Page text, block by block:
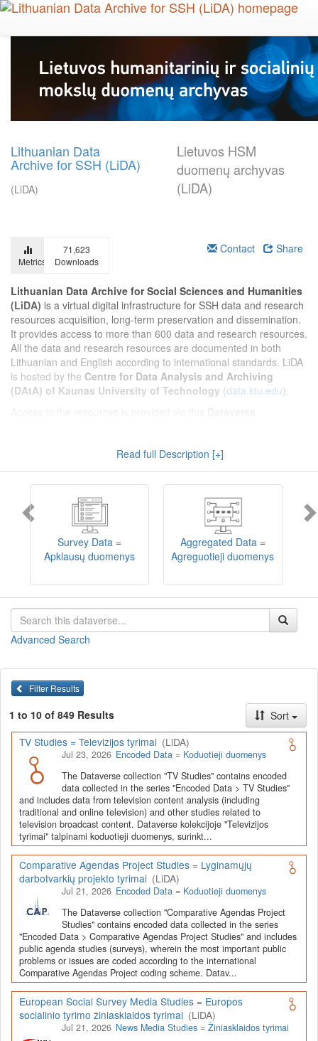
Skip
main
Lithuanian Data
Archive for SSH (LiDA)
(LiDA)
Lietuvos HSM
duomenų archyvas
(LiDA)
Metrics
71,623
Downloads
Contact Share
Lithuanian Data Archive for Social Sciences and Humanities
(LiDA) is a virtual digital infrastructure for SSH data and research
resources acquisition, long-term preservation and dissemination.
It provides access to more than 600 data and research resources.
All the data and research resources are documented in both
Lithuanian and English according to international standards. LiDA
is hosted by the Centre for Data Analysis and Archiving
(DAtA) of Kaunas University of Technology (data.ktu.edu).
implemented). LiDA curates different types of resources and they
are published into catalogues according to the type:Survey Data,
Interview Data,Aggregated Data
(including Historical Statistics),
, andEncoded Data
(including News Media Studies).
Also, LiDA holds collections of data produced in large national
projets (
Large Project Data
) as well as social sciences and
humanities data deposited by Lithuanian science and higher
education institutions and Lithuanian governmental institutions
Depositors interested in deposit of their data into the LiDA
Lietuvos humanitarinių ir socialinių mokslų duomenų
infrastruktūra, suteikianti prieigą prie daugiau nei 600 duomenų ir
tyrimų išteklių. Visi duomenų ir tyrimų ištekliai yra dokumentuoti
lietuvių ir anglų kalbomis pagal tarptautinius standartus. LiDA
įsikūręsKauno technologijos universiteto Duomenų analizės
ir archyvavimo (DAtA) centre( data.ktu.edu
Prieigai prie išteklių naudojama ši
visi ištekliai prieinami, nes 2020-2029 m. vykdomas perkėlimo iš
senosios infrastruktūros projektas). LiDA kuruoja įvairių tipų
išteklius ir jie publikuojami atskiruose kataloguose pagal tipą:
Apklausų duomenys ,Interviu duomenys,Agreguotieji duomenys
(įskaitant Istorinę statistiką),Tekstiniai duomenys
duomenys(įskaitant Žiniasklaidos tyrimus). Taip pat LiDA
talpinami didelių nacionalinių projektų duomenys (Didelių projektų
duomenys) ir Lietuvos aukštojo mokslo ir studijų bei Lietuvos
valstybės institucijų deponuoti socialinių ir humanitarinių mokslų
duomenų rinkiniai (Kitų institucijų duomenys). Norintiemsišmokti
šia talpykla, surasti ir parsisiųsti duomenis, siūlome
susipažinti suLiDA Dataverse talpyklos naudotojo vadovu.
Depozitoriai, kurie norėtų deponuoti savo duomenis į LiDA
Dataverse talpyklą, turėtų susipažinti su informacija
puslapyje.
Read full Description [+]
Survey Data =
Apklausų duomenys
Aggregated Data =
Agreguotieji duomenys
Advanced Search
Filter Results
1 to 10 of 849 Results
Sort
TV Studies = Televizijos tyrimai (LiDA)
Jul 23, 2026 Encoded Data = Koduotieji duomenys
The Dataverse collection "TV Studies" contains encoded
data collected in the series "Encoded Data > TV Studies"
and includes data from television content analysis (including
traditional and online television) and other studies related to
television broadcast content. Dataverse kolekcijoje "Televizijos
tyrimai" talpinami koduotieji duomenys, surinkt...
Comparative Agendas Project Studies = Lyginamųjų
darbotvarkių projekto tyrimai (LiDA)
Jul 21, 2026 Encoded Data = Koduotieji duomenys
The Dataverse collection "Comparative Agendas Project
Studies" contains encoded data collected in the series
"Encoded Data > Comparative Agendas Project Studies" and includes
public agenda studies (surveys), wherein the most important public
problems or issues are coded according to the international
Comparative Agendas Project coding scheme. Datav...
European Social Survey Media Studies = Europos
socialinio tyrimo žiniasklaidos tyrimai (LiDA)
Jul 21, 2026 News Media Studies = Žiniasklaidos tyrimai